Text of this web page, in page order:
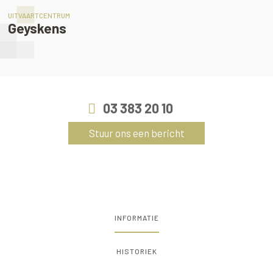
UITVAARTCENTRUM
Geyskens
03 383 20 10
Stuur ons een bericht
INFORMATIE
HISTORIEK